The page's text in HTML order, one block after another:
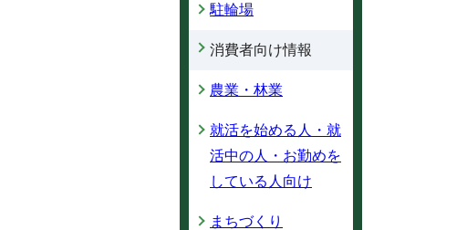
駐輪場
消費者向け情報
農業・林業
就活を始める人・就
活中の人・お勤めを
している人向け
まちづくり